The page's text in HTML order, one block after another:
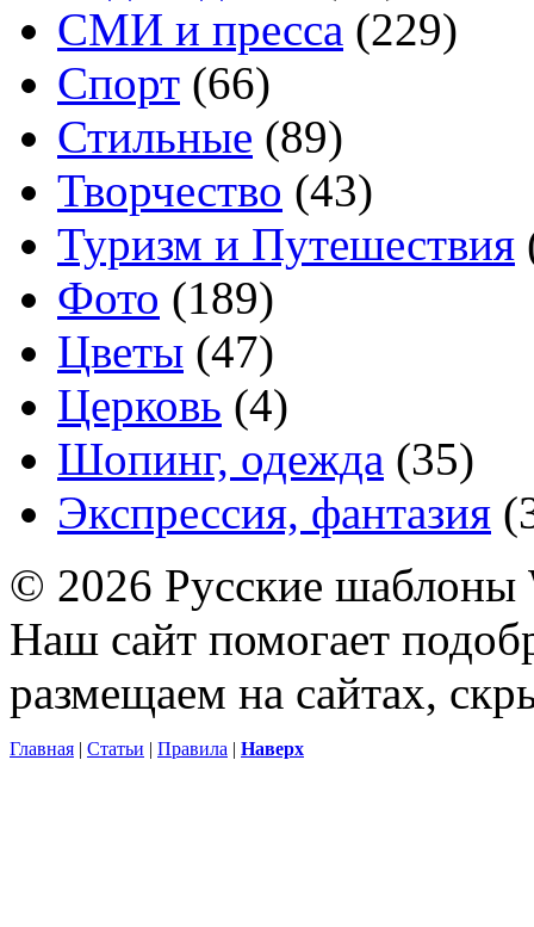
СМИ и пресса (229)
Спорт (66)
Стильные (89)
Творчество (43)
Туризм и Путешествия
Фото (189)
Цветы (47)
Церковь (4)
Шопинг, одежда (35)
Экспрессия, фантазия
© 2026 Русские шаблоны
Наш сайт помогает
размещаем на сайтах,
Главная | Статьи | Правила | Наверх